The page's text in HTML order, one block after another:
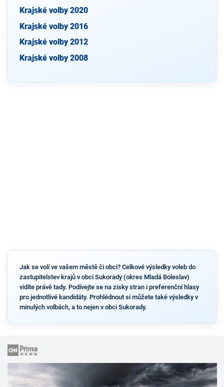
Krajské volby 2020
Krajské volby 2016
Krajské volby 2012
Krajské volby 2008
Jak se volí ve vašem městě či obci? Celkové výsledky voleb do
zastupitelstev krajů v obci Sukorady (okres Mladá Boleslav)
vidíte právě tady. Podívejte se na zisky stran i preferenční hlasy
pro jednotlivé kandidáty. Prohlédnout si můžete také výsledky v
minulých volbách, a to nejen v obci Sukorady.